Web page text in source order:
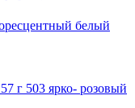
белый